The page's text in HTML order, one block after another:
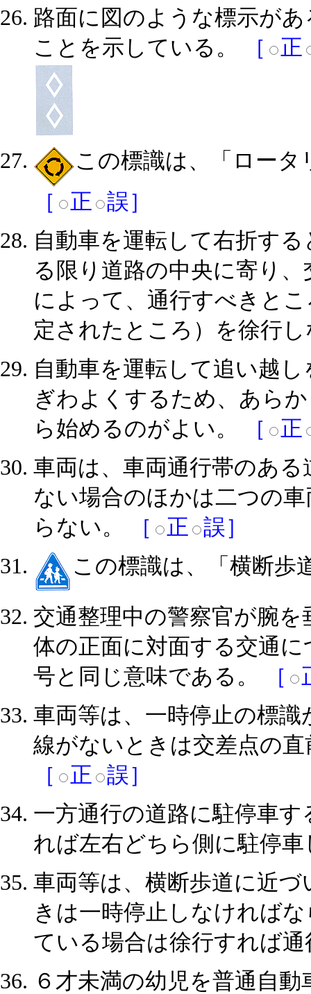
路面に図のような標示が
ことを示している。
［ 正
この標識は、「ロー
［
正
誤］
自動車を運転して右折す
る限り道路の中央に寄り
によって、通行すべきと
定されたところ）を徐行
自動車を運転して追い越
ぎわよくするため、あら
ら始めるのがよい。
［
正
車両は、車両通行帯のあ
ない場合のほかは二つの
らない。
［ 正
誤］
この標識は、「横断
交通整理中の警察官が腕
体の正面に対面する交通
号と同じ意味である。
［
車両等は、一時停止の標
線がないときは交差点の
［
正
誤］
一方通行の道路に駐停車
れば左右どちら側に駐停
車両等は、横断歩道に近
きは一時停止しなければ
ている場合は徐行すれば
６才未満の幼児を普通自